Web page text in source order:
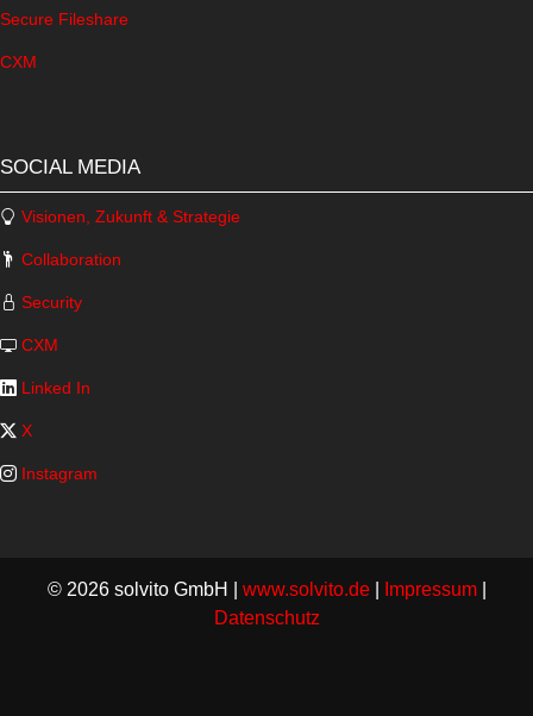
Secure Fileshare
CXM
SOCIAL MEDIA
Visionen, Zukunft & Strategie
Collaboration
Security
CXM
Linked In
X
Instagram
© 2026 solvito GmbH | www.solvito.de| Impressum|
Datenschutz